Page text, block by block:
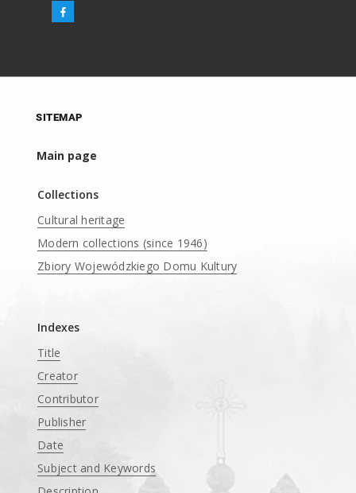
SITEMAP
Main page
Collections
Cultural heritage
Modern collections (since 1946)
Zbiory Wojewódzkiego Domu Kultury
Indexes
Title
Creator
Contributor
Publisher
Date
Subject and Keywords